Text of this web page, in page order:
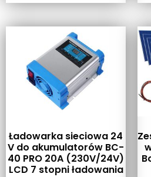
Ładowarka sieciowa 24
V do akumulatorów BC-
40 PRO 20A (230V/24V)
LCD 7 stopni ładowania